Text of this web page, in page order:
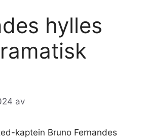
hylles
av
kaptein Bruno Fernandes